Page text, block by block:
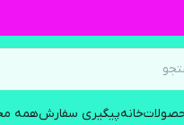
خانهپیگیری سفارشهمه